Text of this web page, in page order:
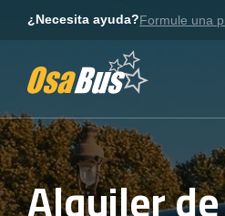
¿Necesita ayuda?Formule una